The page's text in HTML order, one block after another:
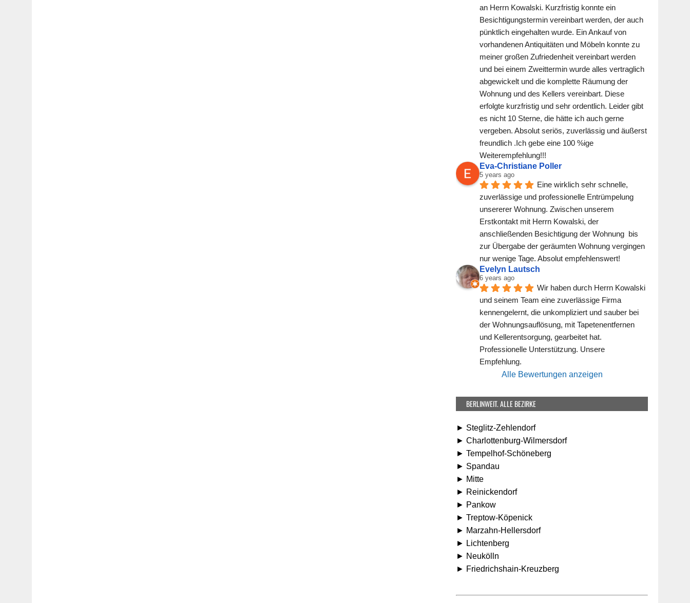
an Herrn Kowalski. Kurzfristig konnte ein
Besichtigungstermin vereinbart werden, der auch
pünktlich eingehalten wurde. Ein Ankauf von
vorhandenen Antiquitäten und Möbeln konnte zu
meiner großen Zufriedenheit vereinbart werden
und bei einem Zweittermin wurde alles vertraglich
abgewickelt und die komplette Räumung der
Wohnung und des Kellers vereinbart. Diese
erfolgte kurzfristig und sehr ordentlich. Leider gibt
es nicht 10 Sterne, die hätte ich auch gerne
vergeben. Absolut seriös, zuverlässig und äußerst
freundlich .Ich gebe eine 100 %ige
Weiterempfehlung!!!
Eva-Christiane Poller
5 years ago
Eine wirklich sehr schnelle,
zuverlässige und professionelle Entrümpelung
unsererer Wohnung. Zwischen unserem
Erstkontakt mit Herrn Kowalski, der
anschließenden Besichtigung der Wohnung  bis
zur Übergabe der geräumten Wohnung vergingen
nur wenige Tage. Absolut empfehlenswert!
Evelyn Lautsch
6 years ago
Wir haben durch Herrn Kowalski
und seinem Team eine zuverlässige Firma
kennengelernt, die unkompliziert und sauber bei
der Wohnungsauflösung, mit Tapetenentfernen
und Kellerentsorgung, gearbeitet hat.
Professionelle Unterstützung. Unsere
Empfehlung.
Alle Bewertungen anzeigen
BERLINWEIT. ALLE BEZIRKE
► Steglitz-Zehlendorf
► Charlottenburg-Wilmersdorf
► Tempelhof-Schöneberg
► Spandau
► Mitte
► Reinickendorf
► Pankow
► Treptow-Köpenick
► Marzahn-Hellersdorf
► Lichtenberg
► Neukölln
► Friedrichshain-Kreuzberg